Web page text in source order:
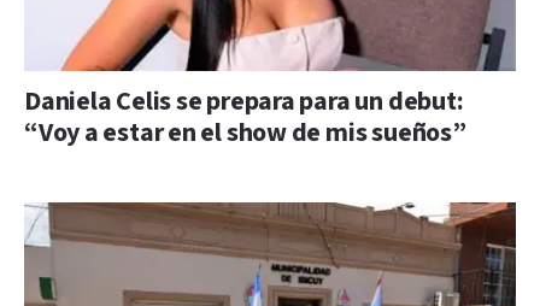
Daniela Celis se prepara para un debut:
“Voy a estar en el show de mis sueños”